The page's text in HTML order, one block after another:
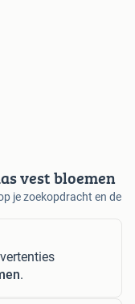
vest bloemen
je zoekopdracht en de
.